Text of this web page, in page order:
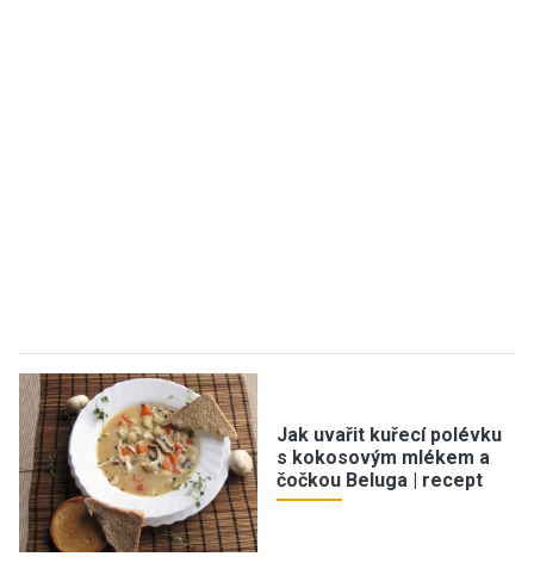
Jak uvařit kuřecí polévku
s kokosovým mlékem a
čočkou Beluga | recept